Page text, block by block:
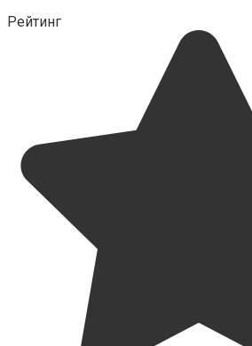
Рейтинг